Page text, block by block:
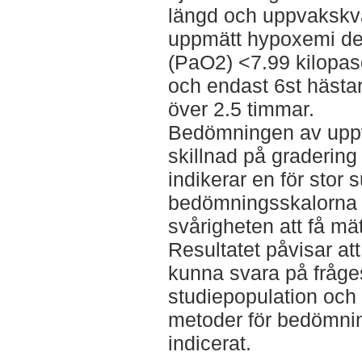
längd och
uppmätt hypoxemi
(PaO2) <7.99
och endast 6st
över 2.5 timmar.
Bedömningen av
skillnad på
indikerar en för stor
svårigheten att få
Resultatet påvisar
kunna svara på
studiepopulation
metoder för
indicerat.